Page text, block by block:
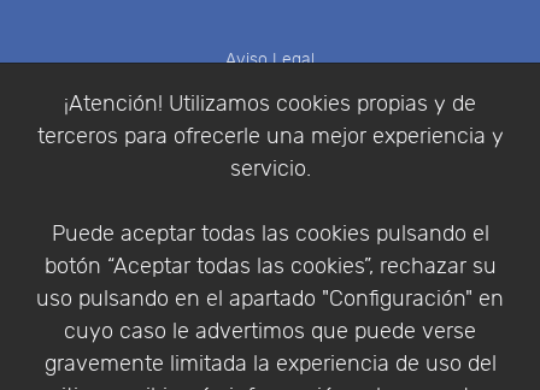
¡Atención! Utilizamos cookies propias y de
terceros para ofrecerle una mejor experiencia y
servicio.
Puede aceptar todas las cookies pulsando el
botón “Aceptar todas las cookies”, rechazar su
uso pulsando en el apartado "Configuración" en
cuyo caso le advertimos que puede verse
gravemente limitada la experiencia de uso del
Aviso Legal
Política de Privacidad
Condiciones de compra
Identificarse
Empresa|Aviso Legal| Política de Privacidad |